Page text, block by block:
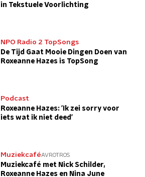
in Tekstuele Voorlichting
NPO Radio 2 TopSongs
De Tijd Gaat Mooie Dingen Doen van
Roxeanne Hazes is TopSong
Podcast
Roxeanne Hazes: 'Ik zei sorry voor
iets wat ik niet deed'
MuziekcaféAVROTROS
Muziekcafé met Nick Schilder,
Roxeanne Hazes en Nina June